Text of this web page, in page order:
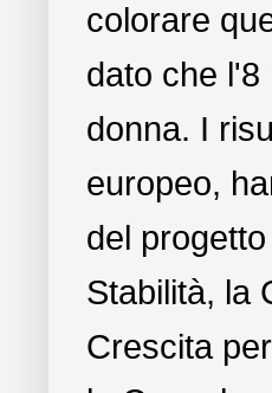
colorare
dato che l'8
donna. I
europeo,
del
Stabilità, la
Crescita